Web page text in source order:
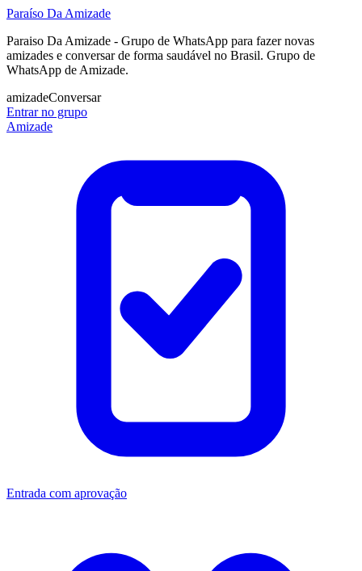
Paraíso Da Amizade
Paraiso Da Amizade - Grupo de WhatsApp para fazer novas
amizades e conversar de forma saudável no Brasil. Grupo de
WhatsApp de Amizade.
amizadeConversar
Entrar no grupo
Amizade
Entrada com aprovação